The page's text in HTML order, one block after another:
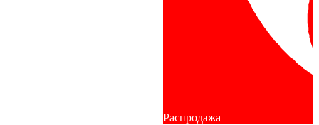
Распродажа